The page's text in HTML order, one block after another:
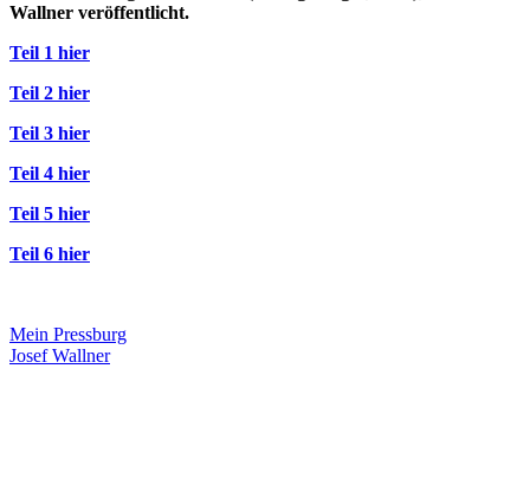
Wallner veröffentlicht.
Teil 1 hier
Teil 2 hier
Teil 3 hier
Teil 4 hier
Teil 5 hier
Teil 6 hier
Mein Pressburg
Josef Wallner